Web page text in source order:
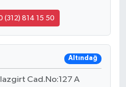
(312) 814 15 50
Altındağ
Cad.No:127 A